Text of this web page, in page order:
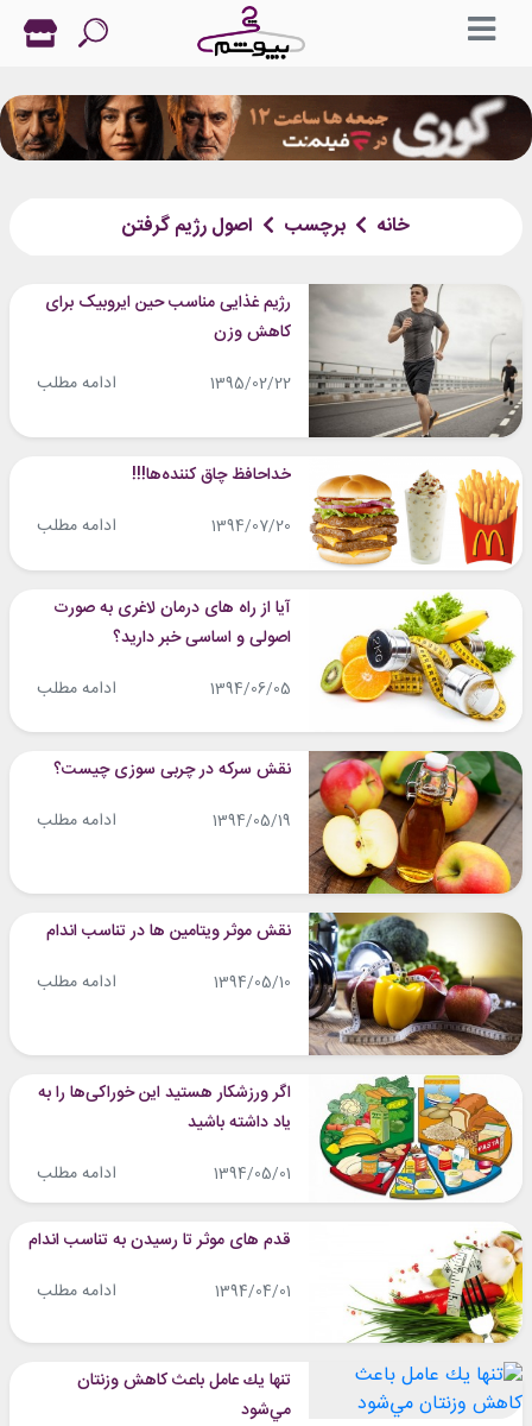
خانه برچسب اصول رژیم گرفتن
رژیم غذایی مناسب حین ایروبیک برای
کاهش وزن
1395/02/22 ادامه مطلب
خداحافظ چاق کننده‌ها!!!
1394/07/20 ادامه مطلب
آیا از راه های درمان لاغری به صورت
اصولی و اساسی خبر دارید؟
1394/06/05 ادامه مطلب
نقش سرکه در چربی سوزی چیست؟
1394/05/19 ادامه مطلب
نقش موثر ویتامین ها در تناسب اندام
1394/05/10 ادامه مطلب
اگر ورزشکار هستید این خوراکی‌ها را به
یاد داشته باشید
1394/05/01 ادامه مطلب
قدم های موثر تا رسیدن به تناسب اندام
1394/04/01 ادامه مطلب
تنها يك عامل باعث كاهش وزنتان
مي‌شود